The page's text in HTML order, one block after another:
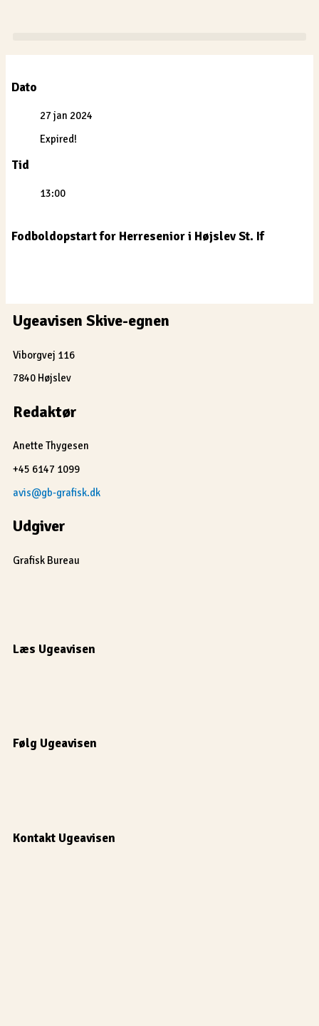
Dato
27 jan 2024
Expired!
Tid
13:00
Fodboldopstart for Herresenior i Højslev St. If
Ugeavisen Skive-egnen
Viborgvej 116
7840 Højslev
Redaktør
Anette Thygesen
+45 6147 1099
avis@gb-grafisk.dk
Udgiver
Grafisk Bureau
Læs Ugeavisen
Følg Ugeavisen
Kontakt Ugeavisen